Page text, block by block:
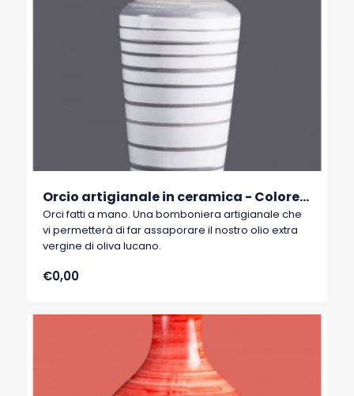
Orcio artigianale in ceramica - Colore grigio Cod. 01
Orci fatti a mano. Una bomboniera artigianale che
vi permetterà di far assaporare il nostro olio extra
vergine di oliva lucano.
€0,00